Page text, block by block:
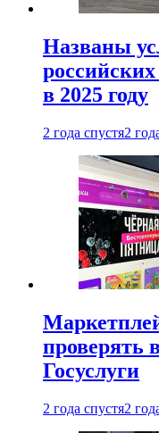
Названы
в 2025 году
2 года спустя2
проверять
Госуслуги
2 года спустя2